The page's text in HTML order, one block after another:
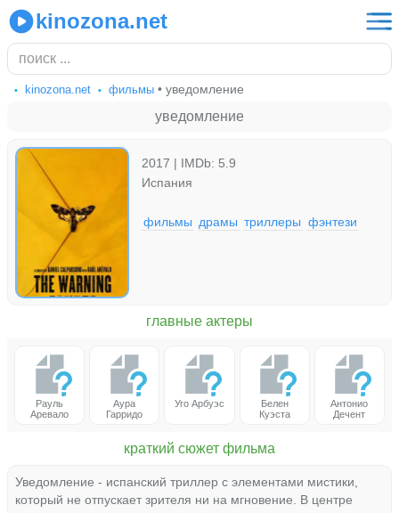
kinozona.net
kinozona.net фильмы • уведомление
уведомление
2017 | IMDb: 5.9
Испания
фильмы драмы триллеры фэнтези
главные актеры
Рауль
Аревало
Аура
Гарридо
Уго Арбуэс
Белен
Куэста
Антонио
Дечент
краткий сюжет фильма
Уведомление - испанский триллер с элементами мистики,
который не отпускает зрителя ни на мгновение. В центре